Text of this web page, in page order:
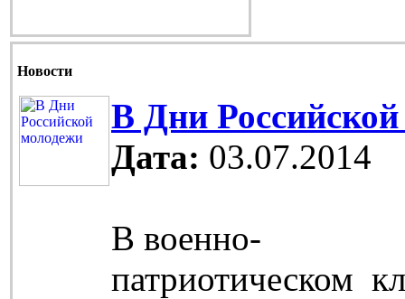
Новости
В Дни
Дата: 03.07.2014
В военно-
патриотическом